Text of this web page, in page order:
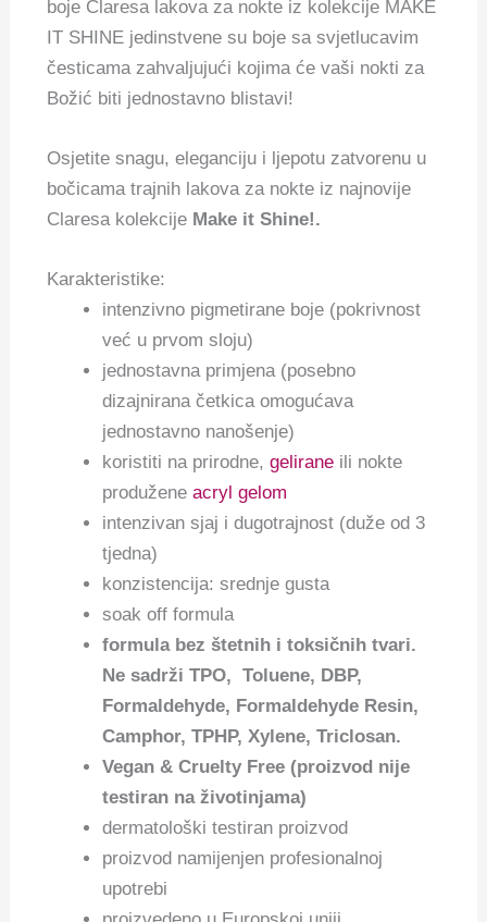
boje Claresa lakova za nokte iz kolekcije MAKE
IT SHINE jedinstvene su boje sa svjetlucavim
česticama zahvaljujući kojima će vaši nokti za
Božić biti jednostavno blistavi!
Osjetite snagu, eleganciju i ljepotu zatvorenu u
bočicama trajnih lakova za nokte iz najnovije
Claresa kolekcije Make it Shine!.
Karakteristike:
intenzivno pigmetirane boje (pokrivnost
već u prvom sloju)
jednostavna primjena (posebno
dizajnirana četkica omogućava
jednostavno nanošenje)
koristiti na prirodne,gelirane ili nokte
produženeacryl gelom
intenzivan sjaj i dugotrajnost (duže od 3
tjedna)
konzistencija: srednje gusta
soak off formula
formula bez štetnih i toksičnih tvari.
Ne sadrži TPO, Toluene, DBP,
Formaldehyde, Formaldehyde Resin,
Camphor, TPHP, Xylene, Triclosan.
Vegan & Cruelty Free (proizvod nije
testiran na životinjama)
dermatološki testiran proizvod
proizvod namijenjen profesionalnoj
upotrebi